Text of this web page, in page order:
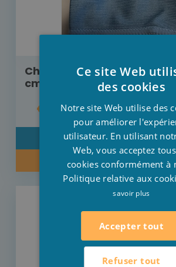
Chiffons microfibre verres
cm 2 pièces
€ 1,60
DÉTAIL
ACHETER MAINTENANT
Ce site Web
des cookies
Notre site Web utilise des
pour améliorer
utilisateur. En utilisant
Web, vous acceptez
cookies conformément à
Politique relative aux
savoir plus
Accepter tout
Refuser tout